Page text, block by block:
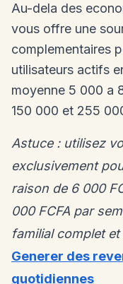
Au-dela des
vous offre une
complementaires
utilisateurs actifs
moyenne 5 000 a
150 000 et 255
Astuce : utilisez
exclusivement
raison de 6 000
000 FCFA par
familial complet
Generer des
quotidiennes